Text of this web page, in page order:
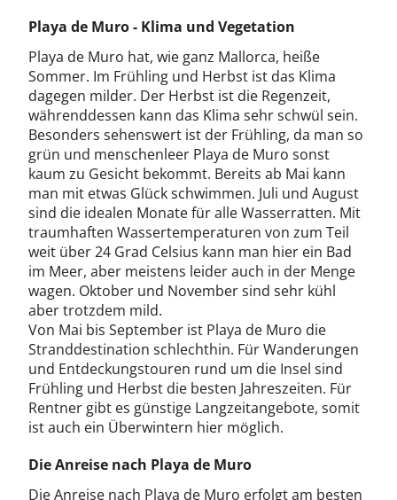
Playa de Muro - Klima und Vegetation
Playa de Muro hat, wie ganz Mallorca, heiße
Sommer. Im Frühling und Herbst ist das Klima
dagegen milder. Der Herbst ist die Regenzeit,
währenddessen kann das Klima sehr schwül sein.
Besonders sehenswert ist der Frühling, da man so
grün und menschenleer Playa de Muro sonst
kaum zu Gesicht bekommt. Bereits ab Mai kann
man mit etwas Glück schwimmen. Juli und August
sind die idealen Monate für alle Wasserratten. Mit
traumhaften Wassertemperaturen von zum Teil
weit über 24 Grad Celsius kann man hier ein Bad
im Meer, aber meistens leider auch in der Menge
wagen. Oktober und November sind sehr kühl
aber trotzdem mild.
Von Mai bis September ist Playa de Muro die
Stranddestination schlechthin. Für Wanderungen
und Entdeckungstouren rund um die Insel sind
Frühling und Herbst die besten Jahreszeiten. Für
Rentner gibt es günstige Langzeitangebote, somit
ist auch ein Überwintern hier möglich.
Die Anreise nach Playa de Muro
Die Anreise nach Playa de Muro erfolgt am besten